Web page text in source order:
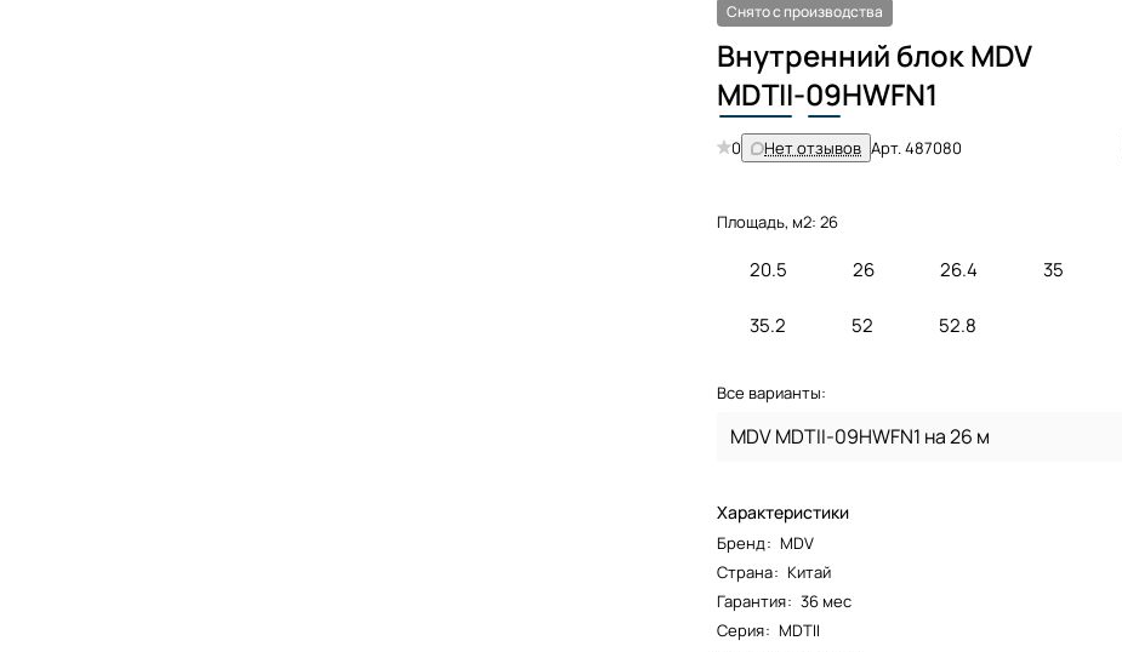
Снято с производства
Внутренний блок MDV
MDTII-09HWFN1
0 Нет отзывов Арт.487080
Площадь, м2:26
20.5 26 26.4 35
35.2 52 52.8
Все варианты:
MDV MDTII-09HWFN1 на 26 м
Характеристики
Бренд: MDV
Страна: Китай
Гарантия: 36 мес
Серия: MDTII